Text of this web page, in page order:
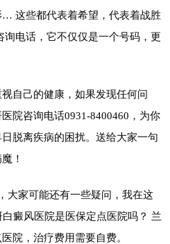
这些都代表着希望，代表着战胜
电话，它不仅仅是一个号码，更
自己的健康，如果发现任何问
院咨询电话0931-8400460，为你
脱离疾病的困扰。送给大家一句
！
大家可能还有一些疑问，我在这
癜风医院是医保定点医院吗？ 兰
院，治疗费用需要自费。